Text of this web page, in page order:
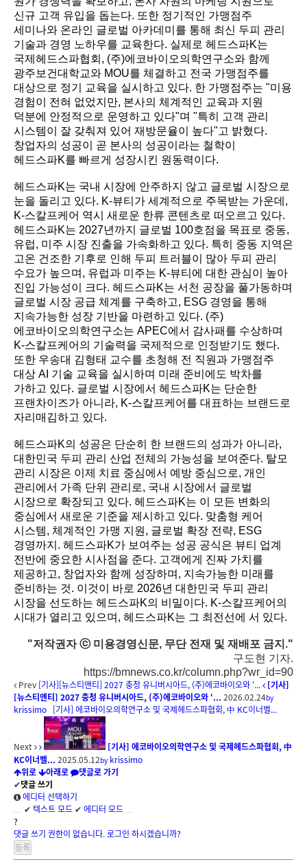
신규 고객 유입을 돕는다. 또한 정기적인 가맹점주
세미나와 온라인 글로벌 아카데미를 통해 최신 두피 관리
기술과 경영 노하우를 교육한다. 실제로 헤드스파K는
국제헤드스파협회, (주)에코바이오의학연구소와 함께
광주보건대학교와 MOU를 체결하고 전국 가맹점주를
대상으로 정기 교육을 실시하고 있다. 한 가맹점주는 "미용
경험이 전혀 없었지만, 본사의 체계적인 교육과 지원
덕분에 안정적으로 운영하고 있다"며 "특히 고객 관리
시스템이 잘 갖춰져 있어 재방문율이 높다"고 밝혔다.
창업자의 성공이 곧 본사의 성공이라는 철학이
헤드스파K를 빠르게 성장시킨 원동력이다.
헤드스파K는 국내 시장에 안주하지 않고 글로벌 시장으로
눈을 돌리고 있다. K-뷰티가 세계적으로 주목받는 가운데,
K-스칼프케어 역시 새로운 한류 콘텐츠로 떠오르고 있다.
헤드스파K는 2027년까지 글로벌 100호점을 목표로 중동,
유럽, 미주 시장 진출을 가속화하고 있다. 특히 중동 지역은
고온 건조한 기후로 인해 두피 트러블이 많아 두피 관리
수요가 높으며, 유럽과 미주는 K-뷰티에 대한 관심이 높아
진입 가능성이 크다. 헤드스파K는 서천 공장을 풀가동하며
글로벌 시장 공급 체계를 구축하고, ESG 경영을 통해
지속가능한 성장 기반을 마련하고 있다. (주)
에코바이오의학연구소는 APEC에서 감사패를 수상하며
K-스칼프케어의 기술력을 국제적으로 인정받기도 했다.
또한 우송대 김형태 교수를 초청해 전 직원과 가맹점주
대상 AI 기술 교육을 실시하며 미래 준비에도 박차를
가하고 있다. 글로벌 시장에서 헤드스파K는 단순한
프랜차이즈가 아니라, K-스칼프케어를 대표하는 브랜드로
자리매김하고 있다.
헤드스파K의 성공은 단순히 한 브랜드의 성과가 아니라,
대한민국 두피 관리 산업 전체의 가능성을 보여준다. 탈모
관리 시장은 이제 치료 중심에서 예방 중심으로, 개인
관리에서 가족 단위 관리로, 국내 시장에서 글로벌
시장으로 확장되고 있다. 헤드스파K는 이 모든 변화의
중심에서 새로운 기준을 제시하고 있다. 맞춤형 케어
시스템, 체계적인 가맹 지원, 글로벌 확장 전략, ESG
경영까지. 헤드스파K가 보여주는 성공 공식은 뷰티 업계
전반에 중요한 시사점을 준다. 고객에게 진짜 가치를
제공하고, 창업자와 함께 성장하며, 지속가능한 미래를
준비하는 것. 이것이 바로 2026년 대한민국 두피 관리
시장을 선도하는 헤드스파K의 비밀이다. K-스칼프케어의
시대가 열리고 있으며, 헤드스파K는 그 최전선에 서 있다.
"저작권자 ⓒ 미용경영신문, 무단 전재 및 재배포 금지."
구도현 기자.
https://bmnews.co.kr/column.php?wr_id=90
Prev [기사][뉴스티앤티] 2027 충청 유니버시아드, (주)에코바이오와 ‘...
[기사]
[뉴스티앤티] 2027 충청 유니버시아드, (주)에코바이오와 ‘... 2026.02.24by
krissimo [기사] 에코바이오의학연구소 및 국제헤드스파협회, 中 KC이너벨...
Next
[기사] 에코바이오의학연구소 및 국제헤드스파협회, 中
KC이너벨... 2025.05.12by krissimo
위로
아래로
댓글로 가기
✔댓글 쓰기
에디터 선택하기
✔ 텍스트 모드 ✔ 에디터 모드
?
댓글 쓰기 권한이 없습니다. 로그인 하시겠습니까?